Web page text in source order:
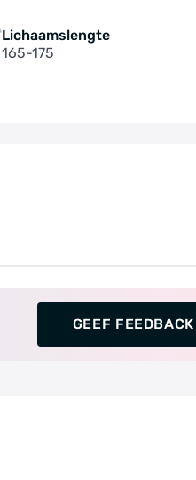
Lichaamslengte
165-175
GEEF FEEDBACK